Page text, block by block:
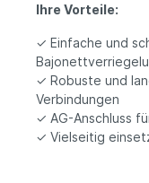
Ihre Vorteile:
✓ Einfache und
✓ Robuste und
Verbindungen
✓ AG-Anschluss
✓ Vielseitig